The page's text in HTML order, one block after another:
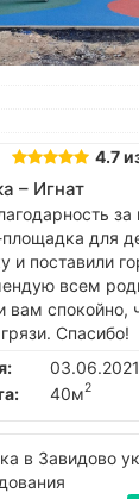
4.7
– Игнат
для
и поставили
всем
вам спокойно,
Спасибо!
03.06.2021
40м2
в Завидово